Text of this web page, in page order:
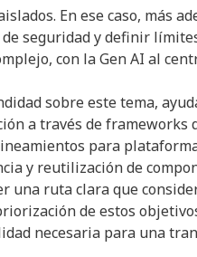
En ese caso, más
seguridad y definir
con la Gen AI al
sobre este tema,
a través de frameworks
para
y reutilización de
una ruta clara que
de estos
necesaria para una